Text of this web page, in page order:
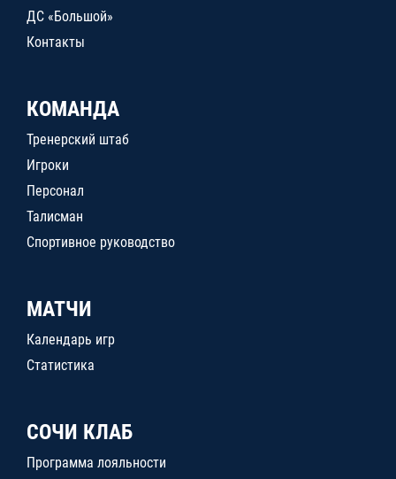
ДС «Большой»
Контакты
КОМАНДА
Тренерский штаб
Игроки
Персонал
Талисман
Спортивное руководство
МАТЧИ
Календарь игр
Статистика
СОЧИ КЛАБ
Программа лояльности